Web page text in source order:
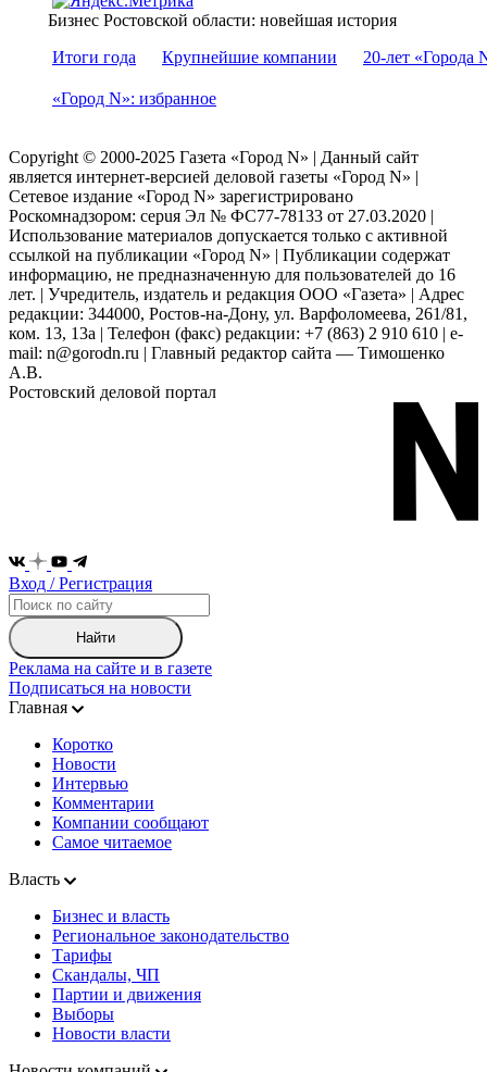
Бизнес Ростовской области: новейшая история
Итоги года
Крупнейшие компании 20-лет «Города
«Город N»: избранное
Copyright © 2000-2025 Газета «Город N» | Данный сайт
является интернет-версией деловой газеты «Город N» |
Сетевое издание «Город N» зарегистрировано
Роскомнадзором: серuя Эл № ФС77-78133 от 27.03.2020 |
Использование материалов допускается только с активной
ссылкой на публикации «Город N» | Публикации содержат
информацию, не предназначенную для пользователей до 16
лет. | Учредитель, издатель и редакция ООО «Газета» | Адрес
редакции: 344000, Ростов-на-Дону, ул. Варфоломеева, 261/81,
ком. 13, 13а | Телефон (факс) редакции: +7 (863) 2 910 610 | e-
mail: n@gorodn.ru | Главный редактор сайта — Тимошенко
А.В.
Ростовский деловой портал
Вход / Регистрация
Найти
Реклама на сайте и в газете
Подписаться на новости
Главная
Коротко
Новости
Интервью
Комментарии
Компании сообщают
Самое читаемое
Власть
Бизнес и власть
Региональное законодательство
Тарифы
Скандалы, ЧП
Партии и движения
Выборы
Новости власти